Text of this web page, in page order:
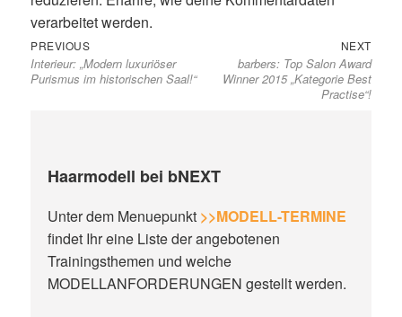
verarbeitet werden.
Beitragsnavigation
PREVIOUSPrevious
post:
Interieur: „Modern luxuriöser
Purismus im historischen Saal!“
NEXTNext
post:
barbers: Top Salon Award
Winner 2015 „Kategorie Best
Practise“!
Haarmodell bei bNEXT
Unter dem Menuepunkt >>MODELL-TERMINE
findet Ihr eine Liste der angebotenen
Trainingsthemen und welche
MODELLANFORDERUNGEN gestellt werden.